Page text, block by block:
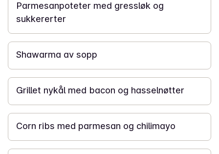
Parmesanpoteter med gressløk og
sukkererter
3 t
Shawarma av sopp
10 min
Grillet nykål med bacon og hasselnøtter
45 min
Corn ribs med parmesan og chilimayo
30 min